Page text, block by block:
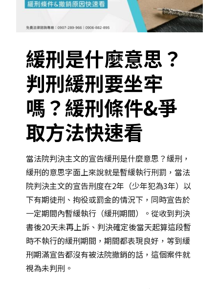
緩刑是什麼意思？
判刑緩刑要坐牢
嗎？緩刑條件&爭
取方法快速看
當法院判決主文的宣告緩刑是什麼意思？緩刑，
緩刑的意思字面上來說就是暫緩執行刑罰，當法
院判決主文的宣告刑度在2年（少年犯為3年）以
下有期徒刑、拘役或罰金的情況下，同時宣告於
一定期間內暫緩執行（緩刑期間）。從收到判決
書後20天未再上訴、判決確定後當天起算這段暫
時不執行的緩刑期間，期間都表現良好，等到緩
刑期滿宣告都沒有被法院撤銷的話，這個案件就
視為未判刑。